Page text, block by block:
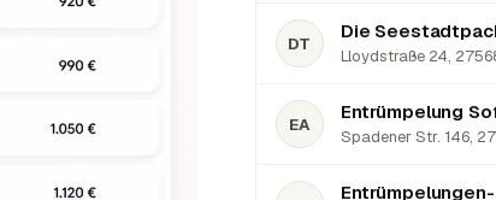
DT
Lloydstraße 24,
EA
Spadener Str. 146,